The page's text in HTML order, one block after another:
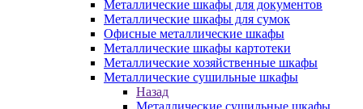
Металлические шкафы для документов
Металлические шкафы для сумок
Офисные металлические шкафы
Металлические шкафы картотеки
Металлические хозяйственные шкафы
Металлические сушильные шкафы
Назад
Металлические сушильные шкафы